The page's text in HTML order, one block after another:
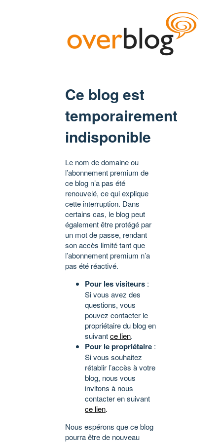
Ce blog est
temporairement
indisponible
Le nom de domaine ou
l’abonnement premium de
ce blog n’a pas été
renouvelé, ce qui explique
cette interruption. Dans
certains cas, le blog peut
également être protégé par
un mot de passe, rendant
son accès limité tant que
l’abonnement premium n’a
pas été réactivé.
Pour les visiteurs :
Si vous avez des
questions, vous
pouvez contacter le
propriétaire du blog en
suivantce lien.
Pour le propriétaire :
Si vous souhaitez
rétablir l’accès à votre
blog, nous vous
invitons à nous
contacter en suivant
ce lien.
Nous espérons que ce blog
pourra être de nouveau